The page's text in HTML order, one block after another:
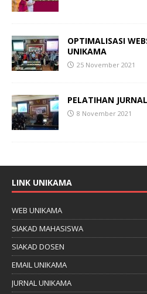
OPTIMALISASI
UNIKAMA
25 November 2021
PELATIHAN
8 November 2021
LINK UNIKAMA
WEB UNIKAMA
SIAKAD MAHASISWA
SIAKAD DOSEN
EMAIL UNIKAMA
JURNAL UNIKAMA